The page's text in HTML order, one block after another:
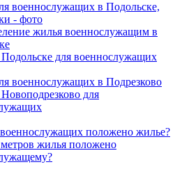
военнослужащих в Подольске,
- фото
жилья военнослужащим в
для военнослужащих
военнослужащих в Подрезково
для
положено жилье?
жилья положено